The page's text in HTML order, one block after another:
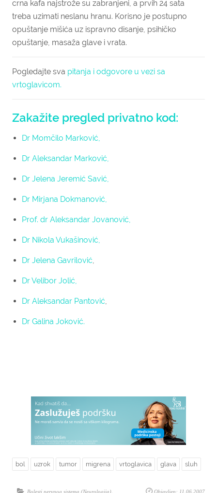
crna kafa najstrože su zabranjeni, a prvih 24 sata
treba uzimati neslanu hranu. Korisno je postupno
opuštanje mišića uz ispravno disanje, psihičko
opuštanje, masaža glave i vrata.
Pogledajte sva pitanja i odgovore u vezi sa
vrtoglavicom.
Zakažite pregled privatno kod:
Dr Momčilo Marković,
Dr Aleksandar Marković,
Dr Jelena Jeremić Savić,
Dr Mirjana Dokmanović,
Prof. dr Aleksandar Jovanović,
Dr Nikola Vukašinović,
Dr Jelena Gavrilović,
Dr Velibor Jolić,
Dr Aleksandar Pantović,
Dr Galina Joković.
bol uzrok tumor migrena vrtoglavica glava sluh
Objavljen: 11.06.2007
Bolesti nervnog sistema (Neurologija)